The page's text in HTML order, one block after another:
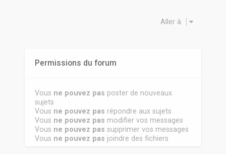
Aller à
Permissions du forum
Vous ne pouvez pas poster de nouveaux
sujets
Vous ne pouvez pas répondre aux sujets
Vous ne pouvez pas modifier vos messages
Vous ne pouvez pas supprimer vos messages
Vous ne pouvez pas joindre des fichiers